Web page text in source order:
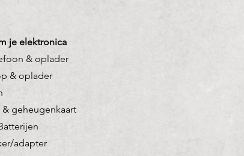
je elektronica
& oplader
& oplader
geheugenkaart
adapter